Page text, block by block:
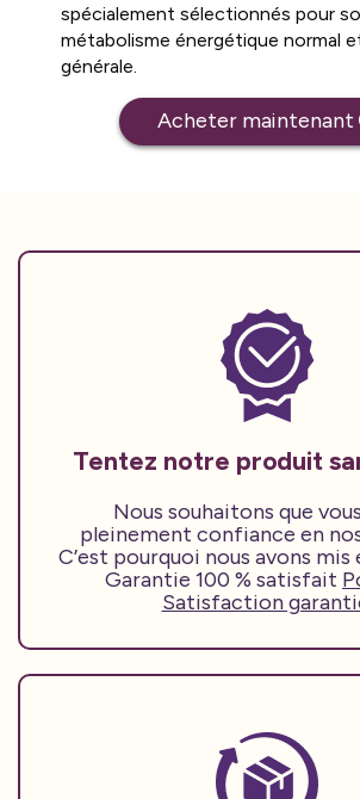
spécialement sélectionnés pour
métabolisme énergétique normal
générale.
Acheter maintenant
Tentez notre produit
Nous souhaitons que
pleinement confiance en
C’est pourquoi nous avons mis
Garantie 100 % satisfait
Satisfaction